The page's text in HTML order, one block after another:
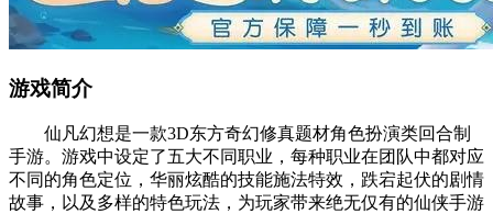
游戏简介
仙凡幻想是一款3D东方奇幻修真题材角色扮演类回合制
手游。游戏中设定了五大不同职业，每种职业在团队中都对应
不同的角色定位，华丽炫酷的技能施法特效，跌宕起伏的剧情
故事，以及多样的特色玩法，为玩家带来绝无仅有的仙侠手游